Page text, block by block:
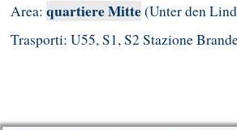
Area: quartiere Mitte(Unter den
Trasporti: U55, S1, S2 Stazione